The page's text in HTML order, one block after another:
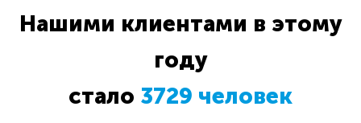
Нашими клиентами в этому
году
стало 3729 человек